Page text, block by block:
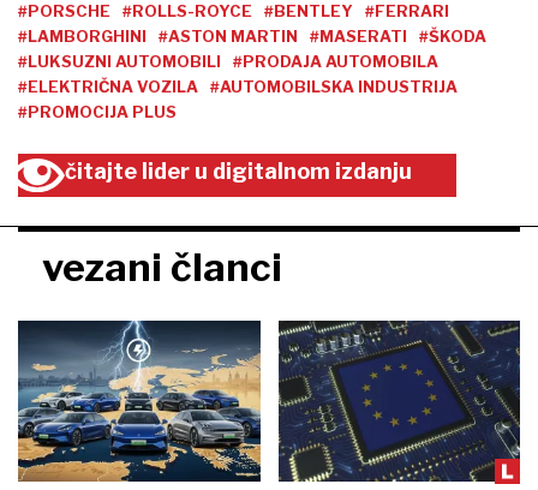
#PORSCHE #ROLLS-ROYCE #BENTLEY
#FERRARI
#LAMBORGHINI
#ASTON MARTIN #MASERATI
#ŠKODA
#LUKSUZNI AUTOMOBILI
#PRODAJA AUTOMOBILA
#ELEKTRIČNA VOZILA
#AUTOMOBILSKA INDUSTRIJA
#PROMOCIJA PLUS
čitajte lider u digitalnom izdanju
vezani članci